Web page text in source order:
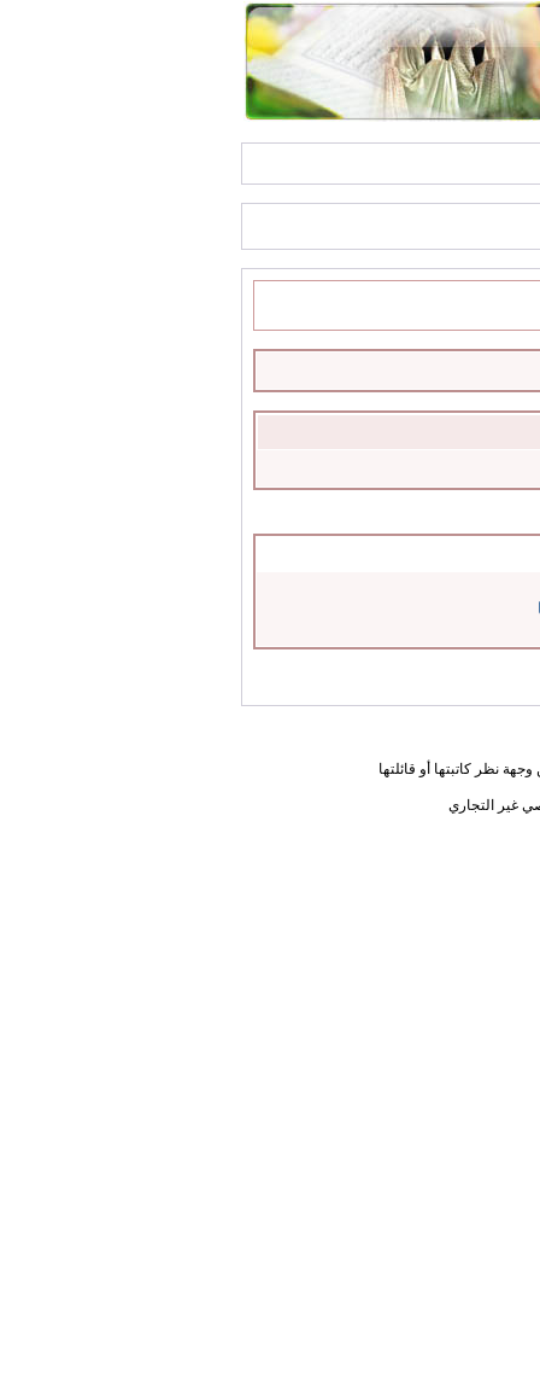
نظر كاتبتها أو قائلتها
غير التجاري